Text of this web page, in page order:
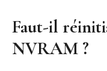
Faut-il
NVRAM ?